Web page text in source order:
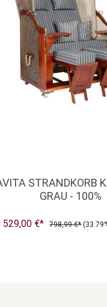
STRANDKORB
GRAU - 100%
529,00 €* 798,99 €*